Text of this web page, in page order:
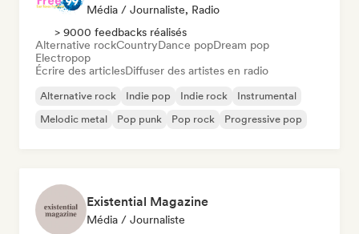
Média / Journaliste, Radio
> 9000 feedbacks réalisés
Alternative rockCountryDance popDream pop
Electropop
Écrire des articlesDiffuser des artistes en radio
Alternative rock Indie pop Indie rock
Instrumental
Melodic metal
Pop punk Pop rock Progressive pop
Existential Magazine
Média / Journaliste